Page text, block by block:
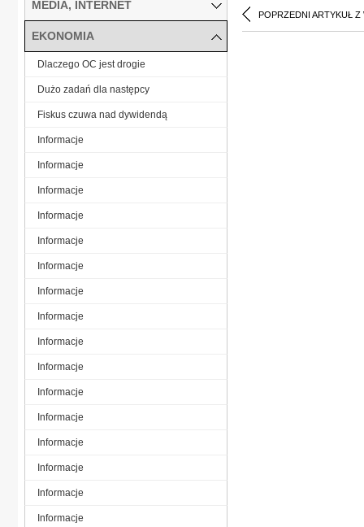
POPRZEDNI ARTYKUŁ Z
MEDIA, INTERNET
EKONOMIA
Dlaczego OC jest drogie
Dużo zadań dla następcy
Fiskus czuwa nad dywidendą
Informacje
Informacje
Informacje
Informacje
Informacje
Informacje
Informacje
Informacje
Informacje
Informacje
Informacje
Informacje
Informacje
Informacje
Informacje
Informacje